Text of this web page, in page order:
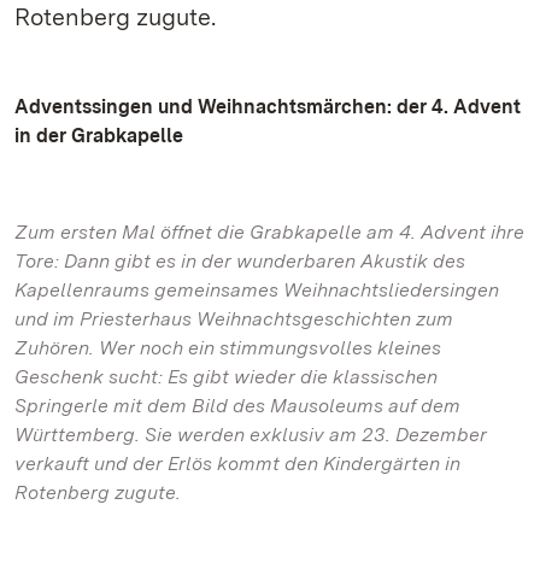
Rotenberg zugute.
Adventssingen und Weihnachtsmärchen: der 4. Advent
in der Grabkapelle
Zum ersten Mal öffnet die Grabkapelle am 4. Advent ihre
Tore: Dann gibt es in der wunderbaren Akustik des
Kapellenraums gemeinsames Weihnachtsliedersingen
und im Priesterhaus Weihnachtsgeschichten zum
Zuhören. Wer noch ein stimmungsvolles kleines
Geschenk sucht: Es gibt wieder die klassischen
Springerle mit dem Bild des Mausoleums auf dem
Württemberg. Sie werden exklusiv am 23. Dezember
verkauft und der Erlös kommt den Kindergärten in
Rotenberg zugute.